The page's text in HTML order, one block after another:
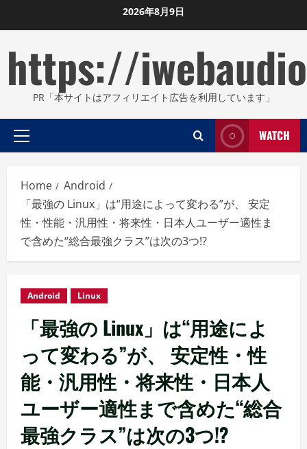
to
2026年8月9日
https://
PR「本サイトはアフィリエイト広告を利用しています」
Primary
WATCH
Home
Android
「最強の Linux」は“用途によって変わる”が、 安定
性・性能・汎用性・将来性・日本人ユーザー適性ま
で含めた“総合最強クラス”は次の3つ!?
Android Linux
「最強の Linux」は“用途によ
って変わる”が、 安定性・性
能・汎用性・将来性・日本人
ユーザー適性まで含めた“総合
最強クラス”は次の3つ!?